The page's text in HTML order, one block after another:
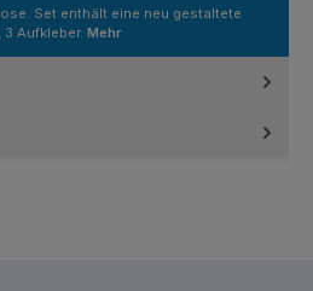
Set enthält eine neu gestaltete
3 Aufkleber. Mehr